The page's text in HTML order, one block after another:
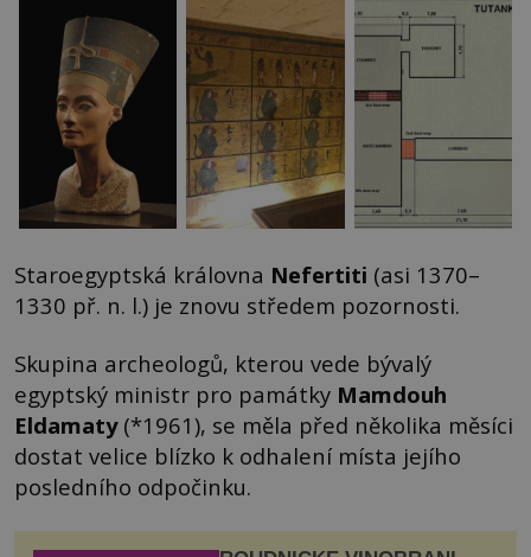
Staroegyptská královna Nefertiti (asi 1370–
1330 př. n. l.) je znovu středem pozornosti.
Skupina archeologů, kterou vede bývalý
egyptský ministr pro památky Mamdouh
Eldamaty(*1961), se měla před několika měsíci
dostat velice blízko k odhalení místa jejího
posledního odpočinku.